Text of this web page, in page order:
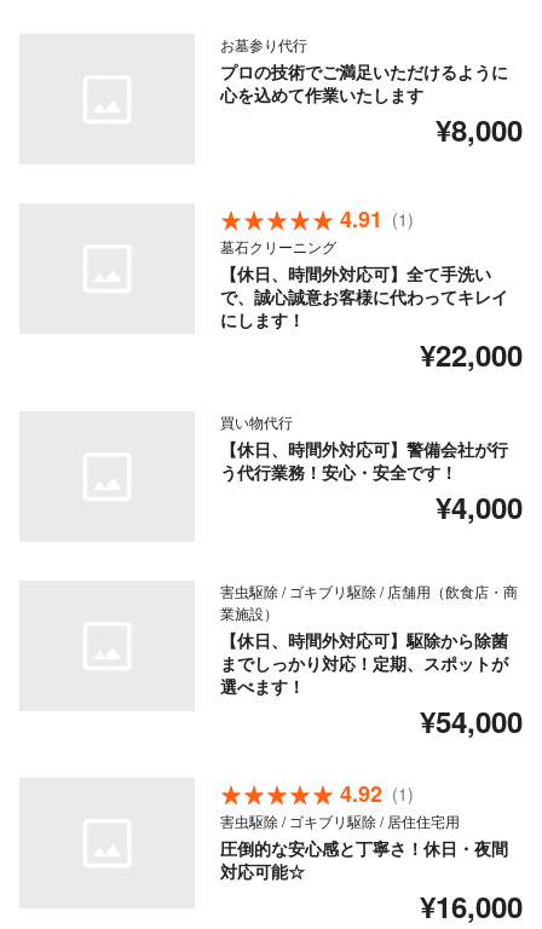
お墓参り代行
プロの技術でご満足いただけるように
心を込めて作業いたします
¥8,000
4.91 (1)
墓石クリーニング
【休日、時間外対応可】全て手洗い
で、誠心誠意お客様に代わってキレイ
にします！
¥22,000
買い物代行
【休日、時間外対応可】警備会社が行
う代行業務！安心・安全です！
¥4,000
害虫駆除 / ゴキブリ駆除 / 店舗用（飲食店・商
業施設）
【休日、時間外対応可】駆除から除菌
までしっかり対応！定期、スポットが
選べます！
¥54,000
4.92 (1)
害虫駆除 / ゴキブリ駆除 / 居住住宅用
圧倒的な安心感と丁寧さ！休日・夜間
対応可能☆
¥16,000